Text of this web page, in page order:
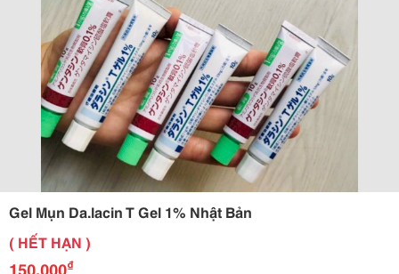
Gel Mụn Da.lacin T Gel 1% Nhật Bản
( HẾT HẠN )
150.000₫